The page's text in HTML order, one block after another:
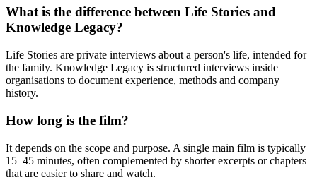
What is the difference between Life Stories and
Knowledge Legacy?
Life Stories are private interviews about a person's life, intended for
the family. Knowledge Legacy is structured interviews inside
organisations to document experience, methods and company
history.
How long is the film?
It depends on the scope and purpose. A single main film is typically
15–45 minutes, often complemented by shorter excerpts or chapters
that are easier to share and watch.